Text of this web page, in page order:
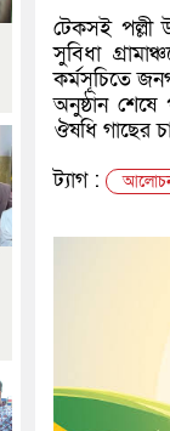
টেকসই পল্লী
সুবিধা
কর্মসূচিতে
অনুষ্ঠান
ঔষধি গাছের
ট্যাগ :